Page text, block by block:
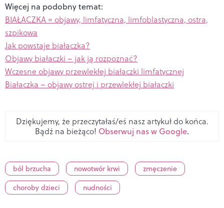
Więcej na podobny temat:
BIAŁACZKA = objawy, limfatyczna, limfoblastyczna, ostra,
szpikowa
Jak powstaje białaczka?
Objawy białaczki – jak ją rozpoznać?
Wczesne objawy przewlekłej białaczki limfatycznej
Białaczka – objawy ostrej i przewlekłej białaczki
Dziękujemy, że przeczytałaś/eś nasz artykuł do końca.
Bądź na bieżąco! Obserwuj nas w Google.
ból brzucha nowotwór krwi
zmęczenie
choroby dzieci
nudności